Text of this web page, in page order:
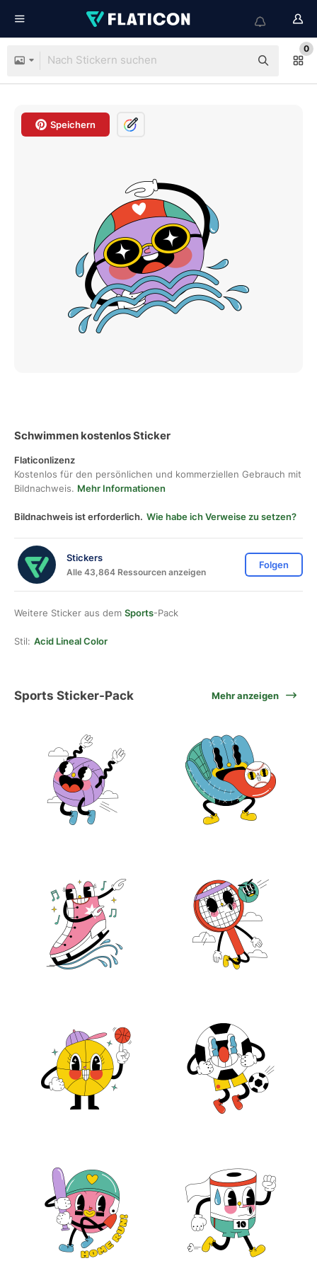
0
Speichern
Schwimmen kostenlos Sticker
Flaticonlizenz
Kostenlos für den persönlichen und kommerziellen Gebrauch mit
Bildnachweis. Mehr Informationen
Bildnachweis ist erforderlich. Wie habe ich Verweise zu setzen?
Stickers
Alle 43,864 Ressourcen anzeigen
Folgen
Weitere Sticker aus dem Sports-Pack
Stil: Acid Lineal Color
Sports Sticker-Pack Mehr anzeigen